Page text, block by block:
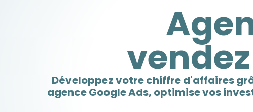
Développez votre chiffre d'affaires
agence Google Ads, optimise vos